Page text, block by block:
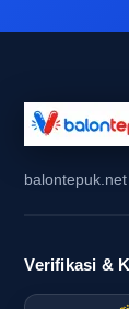
Dari sisi
dan
pada
menarik,
Verifikasi &